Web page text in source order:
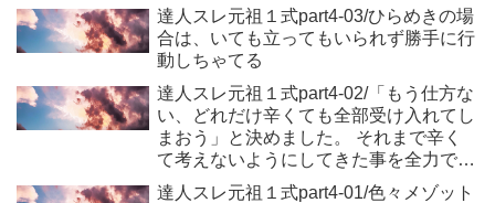
達人スレ元祖１式part4-03/ひらめきの場
合は、いても立ってもいられず勝手に行
動しちゃてる
達人スレ元祖１式part4-02/「もう仕方な
い、どれだけ辛くても全部受け入れてし
まおう」と決めました。 それまで辛く
て考えないようにしてきた事を全力で考
えて、抵抗してきた事を全部辞めた
達人スレ元祖１式part4-01/色々メゾット